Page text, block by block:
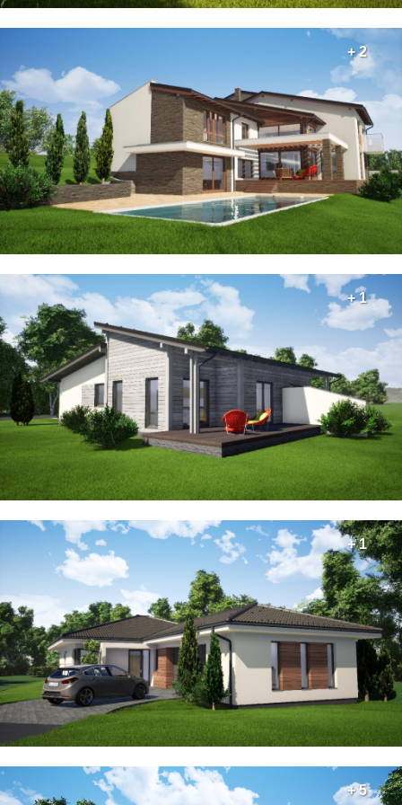
+ 2
+ 1
+ 1
+ 5